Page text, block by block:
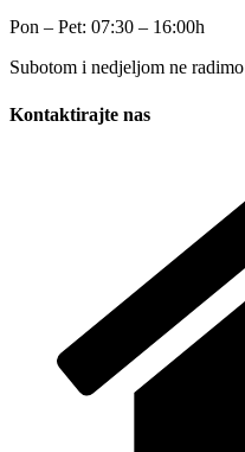
Pon – Pet: 07:30 – 16:00h
Subotom i nedjeljom ne radimo
Kontaktirajte nas